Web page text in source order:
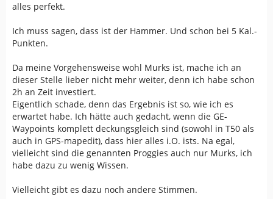
alles perfekt.
Ich muss sagen, dass ist der Hammer. Und schon bei 5 Kal.-
Punkten.
Da meine Vorgehensweise wohl Murks ist, mache ich an
dieser Stelle lieber nicht mehr weiter, denn ich habe schon
2h an Zeit investiert.
Eigentlich schade, denn das Ergebnis ist so, wie ich es
erwartet habe. Ich hätte auch gedacht, wenn die GE-
Waypoints komplett deckungsgleich sind (sowohl in T50 als
auch in GPS-mapedit), dass hier alles i.O. ists. Na egal,
vielleicht sind die genannten Proggies auch nur Murks, ich
habe dazu zu wenig Wissen.
Vielleicht gibt es dazu noch andere Stimmen.